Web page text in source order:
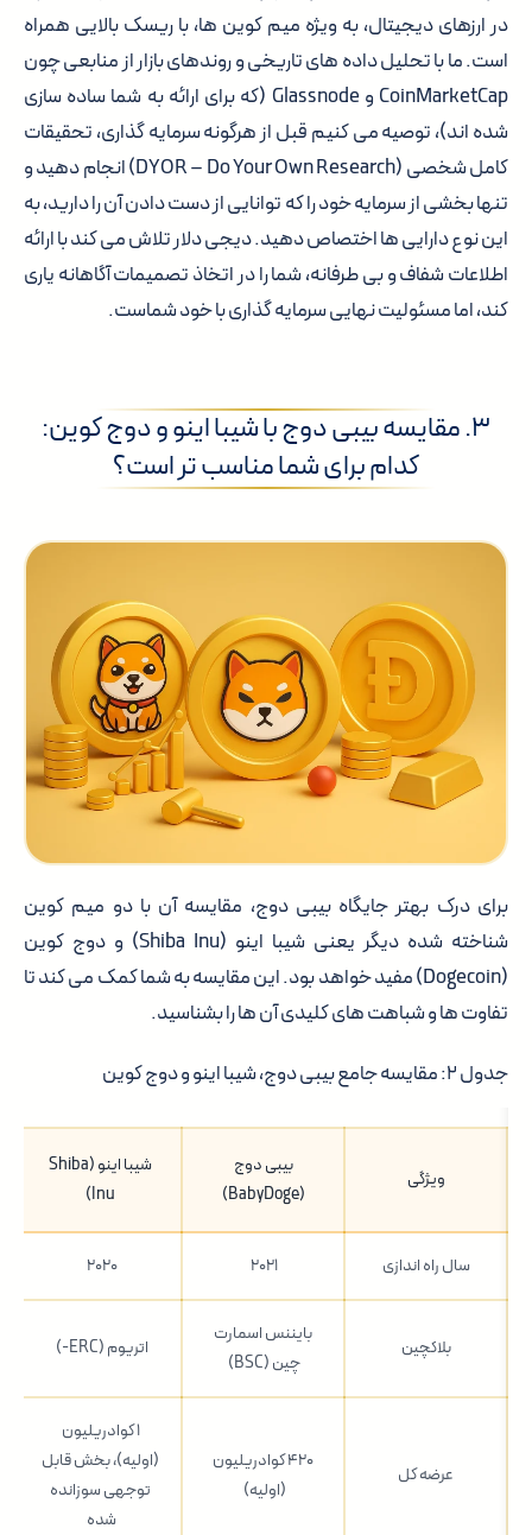
در ارزهای دیجیتال، به ویژه میم کوین ها، با ریسک بالایی همراه
است. ما با تحلیل داده های تاریخی و روندهای بازار از منابعی چون
CoinMarketCap و Glassnode (که برای ارائه به شما ساده سازی
شده اند)، توصیه می کنیم قبل از هرگونه سرمایه گذاری، تحقیقات
کامل شخصی (DYOR – Do Your Own Research) انجام دهید و
تنها بخشی از سرمایه خود را که توانایی از دست دادن آن را دارید، به
این نوع دارایی ها اختصاص دهید. دیجی دلار تلاش می کند با ارائه
اطلاعات شفاف و بی طرفانه، شما را در اتخاذ تصمیمات آگاهانه یاری
کند، اما مسئولیت نهایی سرمایه گذاری با خود شماست.
۳. مقایسه بیبی دوج با شیبا اینو و دوج کوین:
کدام برای شما مناسب تر است؟
برای درک بهتر جایگاه بیبی دوج، مقایسه آن با دو میم کوین
شناخته شده دیگر یعنی شیبا اینو (Shiba Inu) و دوج کوین
(Dogecoin) مفید خواهد بود. این مقایسه به شما کمک می کند تا
تفاوت ها و شباهت های کلیدی آن ها را بشناسید.
جدول ۲: مقایسه جامع بیبی دوج، شیبا اینو و دوج کوین
ویژگی
بیبی دوج
(BabyDoge)
شیبا اینو (Shiba
Inu)
سال راه اندازی ۲۰۲۱ ۲۰۲۰
بلاکچین
بایننس اسمارت
چین (BSC)
اتریوم (ERC-)
عرضه کل
۴۲۰ کوادریلیون
(اولیه)
۱ کوادریلیون
(اولیه)، بخش قابل
توجهی سوزانده
شده